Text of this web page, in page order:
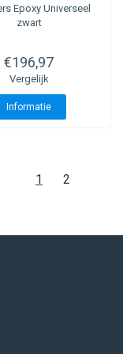
Epoxy Universeel
zwart
€196,97
Vergelijk
Informatie
1 2